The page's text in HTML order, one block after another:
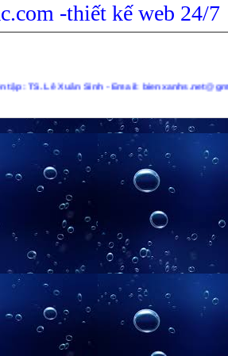
-thiết kế web 24/7
Sinh - Email: bienxanhs.net@gmail.com -